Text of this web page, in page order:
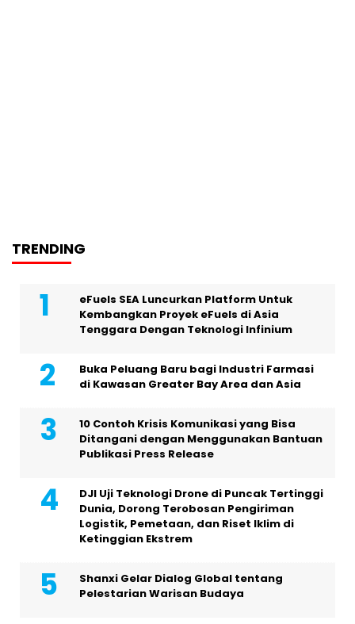
TRENDING
eFuels SEA Luncurkan Platform Untuk
Kembangkan Proyek eFuels di Asia
Tenggara Dengan Teknologi Infinium
Buka Peluang Baru bagi Industri Farmasi
di Kawasan Greater Bay Area dan Asia
10 Contoh Krisis Komunikasi yang Bisa
Ditangani dengan Menggunakan Bantuan
Publikasi Press Release
DJI Uji Teknologi Drone di Puncak Tertinggi
Dunia, Dorong Terobosan Pengiriman
Logistik, Pemetaan, dan Riset Iklim di
Ketinggian Ekstrem
Shanxi Gelar Dialog Global tentang
Pelestarian Warisan Budaya